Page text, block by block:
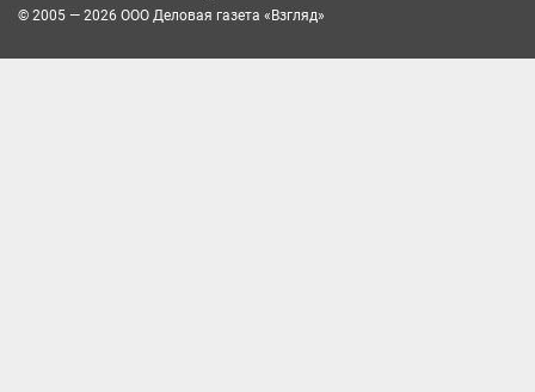
© 2005 — 2026 ООО Деловая газета «Взгляд»